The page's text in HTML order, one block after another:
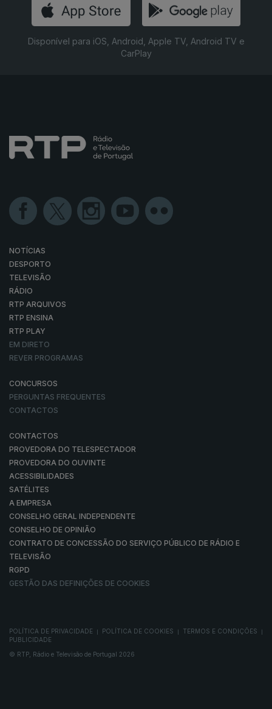
Disponível para iOS, Android, Apple TV, Android TV e
CarPlay
NOTÍCIAS
DESPORTO
TELEVISÃO
RÁDIO
RTP ARQUIVOS
RTP ENSINA
RTP PLAY
EM DIRETO
REVER PROGRAMAS
CONCURSOS
PERGUNTAS FREQUENTES
CONTACTOS
CONTACTOS
PROVEDORA DO TELESPECTADOR
PROVEDORA DO OUVINTE
ACESSIBILIDADES
SATÉLITES
A EMPRESA
CONSELHO GERAL INDEPENDENTE
CONSELHO DE OPINIÃO
CONTRATO DE CONCESSÃO DO SERVIÇO PÚBLICO DE RÁDIO E
TELEVISÃO
RGPD
GESTÃO DAS DEFINIÇÕES DE COOKIES
POLÍTICA DE PRIVACIDADE POLÍTICA DE COOKIES TERMOS E CONDIÇÕES
PUBLICIDADE
© RTP, Rádio e Televisão de Portugal 2026